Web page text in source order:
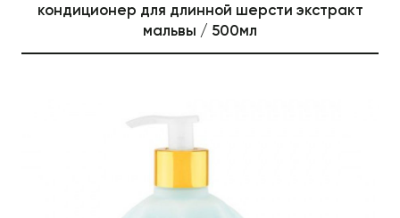
кондиционер для длинной шерсти экстракт
мальвы / 500мл
Записаться на груминг